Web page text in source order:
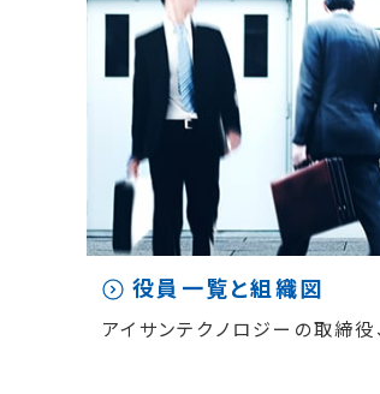
役員一覧と組織図
アイサンテクノロジーの取締